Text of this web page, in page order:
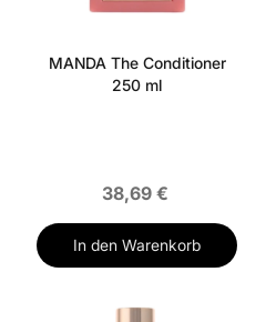
MANDA The Conditioner
250 ml
38,69 €
In den Warenkorb